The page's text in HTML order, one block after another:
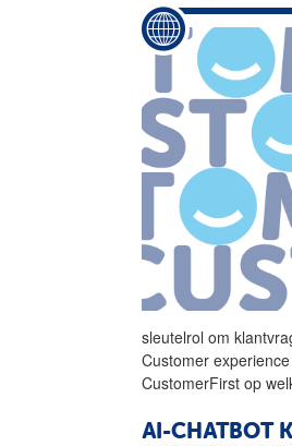
sleutelrol om
Customer
CustomerFirst op
AI-CHATBOT